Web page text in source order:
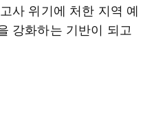
사 위기에 처한 지역 예
강화하는 기반이 되고